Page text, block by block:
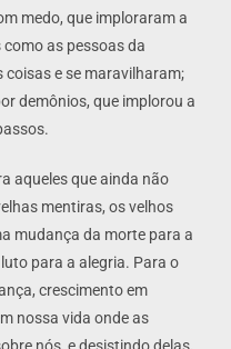
medo, que imploraram a
as pessoas da
coisas e se maravilharam;
demônios, que implorou a
aqueles que ainda não
mentiras, os velhos
mudança da morte para a
para a alegria. Para o
crescimento em
nossa vida onde as
nós, e desistindo delas,